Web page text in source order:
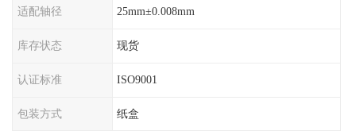
适配轴径 25mm±0.008mm
库存状态 现货
认证标准 ISO9001
包装方式 纸盒